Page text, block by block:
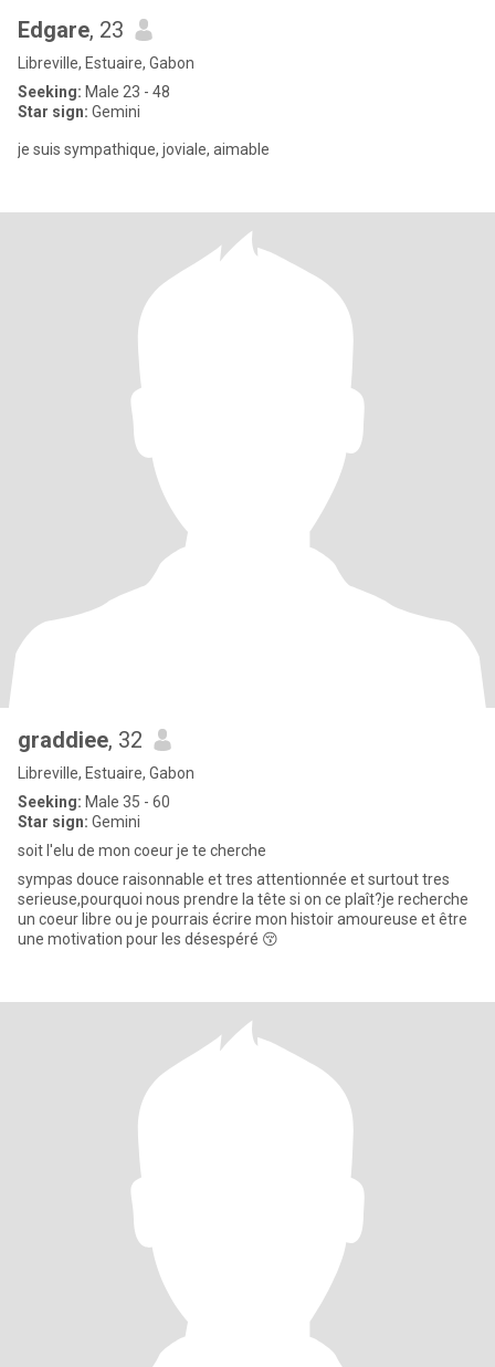
Edgare, 23
Libreville, Estuaire, Gabon
Seeking: Male 23 - 48
Star sign: Gemini
je suis sympathique, joviale, aimable
graddiee, 32
Libreville, Estuaire, Gabon
Seeking: Male 35 - 60
Star sign: Gemini
soit l'elu de mon coeur je te cherche
sympas douce raisonnable et tres attentionnée et surtout tres
serieuse,pourquoi nous prendre la tête si on ce plaît?je recherche
un coeur libre ou je pourrais écrire mon histoir amoureuse et être
une motivation pour les désespéré 😚